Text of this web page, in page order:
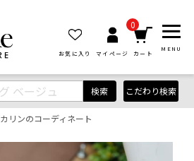
お気に入り マイページ
0
カート
MENU
検索 こだわり検索
カリンのコーディネート